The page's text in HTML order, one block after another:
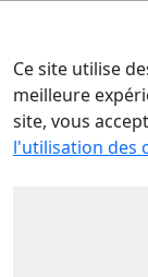
Avec
Nous prenons
logiciels. Vous
Ce site utilise
meilleure
site, vous
l'utilisation des